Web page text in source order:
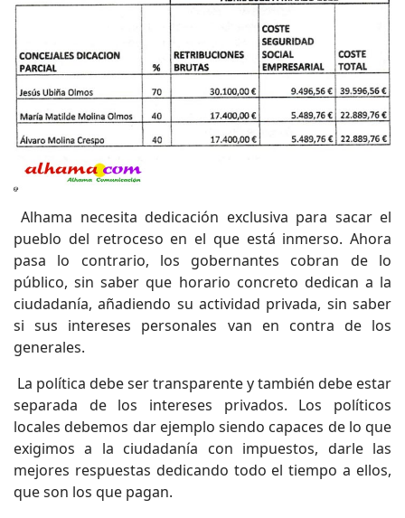
Alhama necesita dedicación exclusiva para sacar el
pueblo del retroceso en el que está inmerso. Ahora
pasa lo contrario, los gobernantes cobran de lo
público, sin saber que horario concreto dedican a la
ciudadanía, añadiendo su actividad privada, sin saber
si sus intereses personales van en contra de los
generales.
La política debe ser transparente y también debe estar
separada de los intereses privados. Los políticos
locales debemos dar ejemplo siendo capaces de lo que
exigimos a la ciudadanía con impuestos, darle las
mejores respuestas dedicando todo el tiempo a ellos,
que son los que pagan.